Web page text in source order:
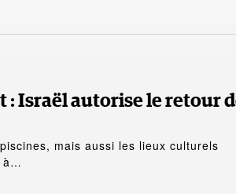
: Israël autorise le retour
mais aussi les lieux culturels
à…